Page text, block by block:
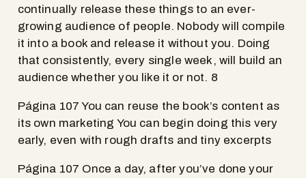
continually release these things to an ever-
growing audience of people. Nobody will compile
it into a book and release it without you. Doing
that consistently, every single week, will build an
audience whether you like it or not. 8
Página 107 You can reuse the book’s content as
its own marketing You can begin doing this very
early, even with rough drafts and tiny excerpts
Página 107 Once a day, after you’ve done your